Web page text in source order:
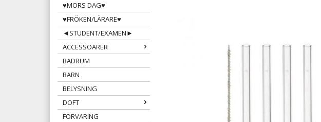
♥MORS DAG♥
♥FRÖKEN/LÄRARE♥
◄STUDENT/EXAMEN►
ACCESSOARER
BADRUM
BARN
BELYSNING
DOFT
FÖRVARING